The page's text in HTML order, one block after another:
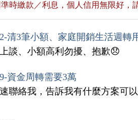
時繳款／利息，個人信用無限好，
清3筆小額、家庭開銷生活週轉
談、小額高利勿擾、抱歉😞
資金周轉需要3萬
聯絡我，告訴我有什麼方案可